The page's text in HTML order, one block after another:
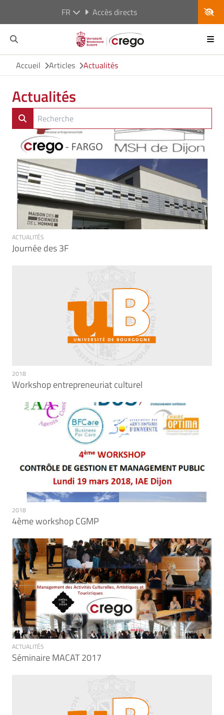
FR Accès directs
Accueil Articles Actualités
Actualités
ACTUALITÉS
Journée des 3F
2018
Workshop entrepreneuriat culturel
2018
4ème workshop CGMP
ACTUALITÉS
Séminaire MACAT 2017